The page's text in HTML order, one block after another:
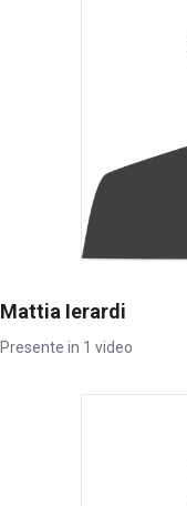
Mattia Ierardi
Presente in 1 video